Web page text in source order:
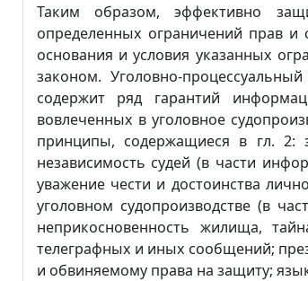
Таким образом, эффективно
определенных ограничений прав
основания и условия указанных
законом. Уголовно-
содержит ряд гарантий
вовлеченных в уголовное
принципы, содержащиеся в гл. 2:
независимость судей (в части
уважение чести и достоинства
уголовном судопроизводстве (в
неприкосновенность жилища,
телеграфных и иных сообщений;
и обвиняемому права на защиту;